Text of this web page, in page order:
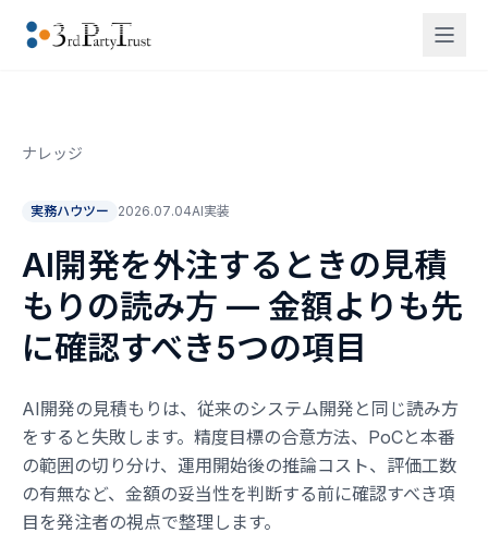
ナレッジ
実務ハウツー 2026.07.04AI実装
AI開発を外注するときの見積
もりの読み方 — 金額よりも先
に確認すべき5つの項目
AI開発の見積もりは、従来のシステム開発と同じ読み方
をすると失敗します。精度目標の合意方法、PoCと本番
の範囲の切り分け、運用開始後の推論コスト、評価工数
の有無など、金額の妥当性を判断する前に確認すべき項
目を発注者の視点で整理します。